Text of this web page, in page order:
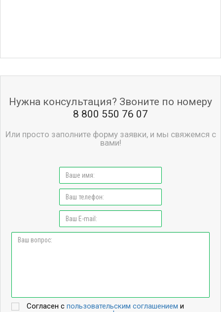
Нужна консультация? Звоните по номеру
8 800 550 76 07
Или просто заполните форму заявки, и мы свяжемся с
вами!
Согласен спользовательским соглашением и